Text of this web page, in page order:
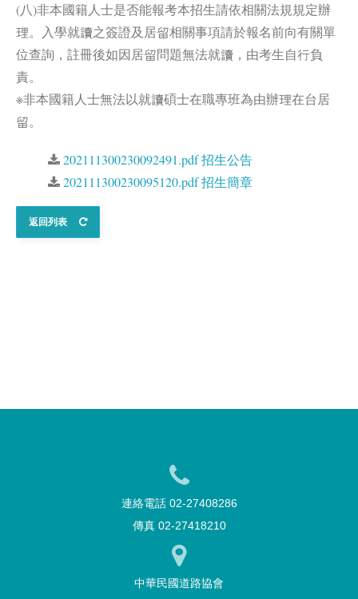
(八)非本國籍人士是否能報考本招生請依相關法規規定辦
理。入學就讀之簽證及居留相關事項請於報名前向有關單
位查詢，註冊後如因居留問題無法就讀，由考生自行負
責。
※非本國籍人士無法以就讀碩士在職專班為由辦理在台居
留。
202111300230092491.pdf 招生公告
202111300230095120.pdf 招生簡章
返回列表
連絡電話 02-27408286
傳真 02-27418210
中華民國道路協會